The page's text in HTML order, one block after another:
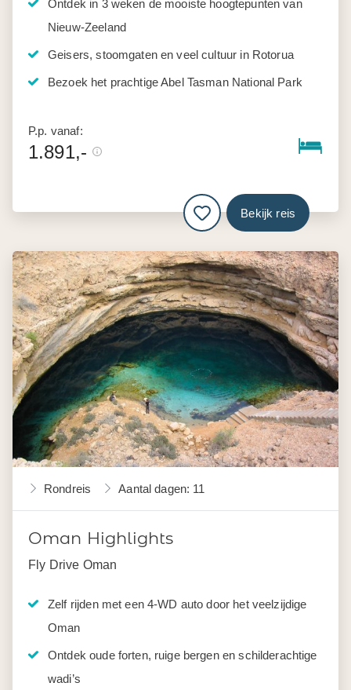
Ontdek in 3 weken de mooiste hoogtepunten van
Nieuw-Zeeland
Geisers, stoomgaten en veel cultuur in Rotorua
Bezoek het prachtige Abel Tasman National Park
P.p. vanaf:
1.891,-
Bekijk reis
Rondreis Aantal dagen: 11
Oman Highlights
Fly Drive Oman
Zelf rijden met een 4-WD auto door het veelzijdige
Oman
Ontdek oude forten, ruige bergen en schilderachtige
wadi’s